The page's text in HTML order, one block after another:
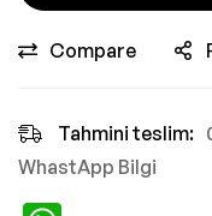
Compare
Tahmini teslim:
WhastApp Bilgi